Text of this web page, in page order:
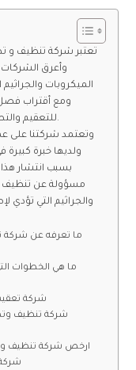
تعتبر شركة تنظيف و
وأعرق
الميكروبات والجراثيم
ومع أقتراب فصل
للتعقيم والتطهير بسبب انتشار فيروس كورونا اللعين.
وتعتمد شركتنا على
ولديها خبرة
بسبب انتشار
مسؤولة عن تنظيف
والجراثيم التي
ما تعرفه عن شركة
ما هي الخطوات
شركة تنظيف
ارخص شركة تنظيف و
شركة